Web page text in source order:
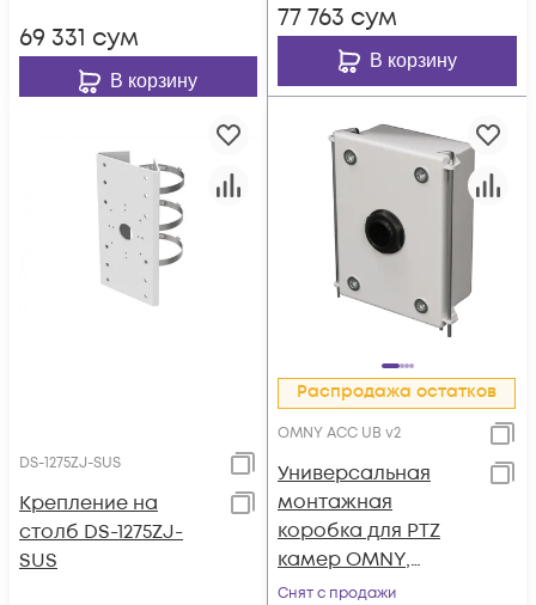
69 331 сум
В корзину
77 763 сум
В корзину
DS-1275ZJ-SUS
Крепление на
столб DS-1275ZJ-
SUS
Распродажа остатков
OMNY ACC UB v2
Универсальная
монтажная
коробка для PTZ
камер OMNY,
монтаж на стену,
Снят с продажи